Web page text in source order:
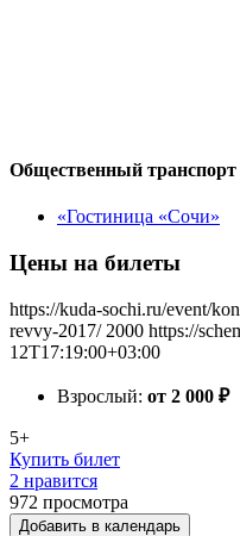
Общественный транспорт
«Гостиница «Сочи»
Цены на билеты
https://kuda-sochi.ru/event/
revvy-2017/ 2000 https://
12T17:19:00+03:00
Взрослый: от 2 000 ₽
5+
Купить билет
2 нравится
972 просмотра
Добавить в календарь